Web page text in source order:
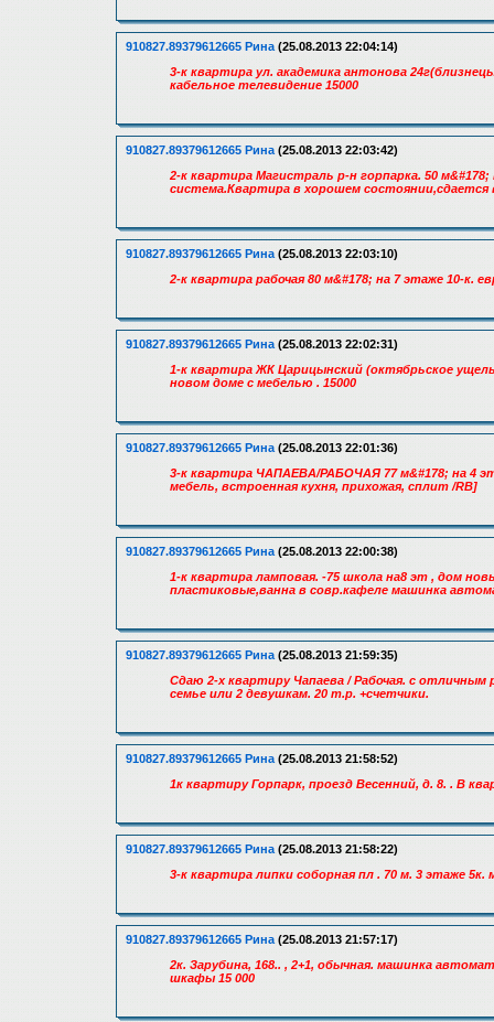
910827.89379612665 Рина (25.08.2013 22:04:14)
3-к квартира ул. академика антонова
кабельное телевидение 15000
910827.89379612665 Рина (25.08.2013 22:03:42)
2-к квартира Магистраль р-н горпарка. 50
система.Квартира в хорошем состоянии,сдается
910827.89379612665 Рина (25.08.2013 22:03:10)
2-к квартира рабочая 80 м&#178; на 7 этаже 10-к.
910827.89379612665 Рина (25.08.2013 22:02:31)
1-к квартира ЖК Царицынский (октябрьское
новом доме с мебелью . 15000
910827.89379612665 Рина (25.08.2013 22:01:36)
3-к квартира ЧАПАЕВА/РАБОЧАЯ 77 м&#178; на 4
мебель, встроенная кухня, прихожая, сплит /RB]
910827.89379612665 Рина (25.08.2013 22:00:38)
1-к квартира ламповая. -75 школа на8 эт , дом
пластиковые,ванна в совр.кафеле машинка
910827.89379612665 Рина (25.08.2013 21:59:35)
Сдаю 2-х квартиру Чапаева / Рабочая. с
семье или 2 девушкам. 20 т.р. +счетчики.
910827.89379612665 Рина (25.08.2013 21:58:52)
1к квартиру Горпарк, проезд Весенний, д. 8. . В
910827.89379612665 Рина (25.08.2013 21:58:22)
3-к квартира липки соборная пл . 70 м. 3 этаже
910827.89379612665 Рина (25.08.2013 21:57:17)
2к. Зарубина, 168.. , 2+1, обычная. машинка
шкафы 15 000